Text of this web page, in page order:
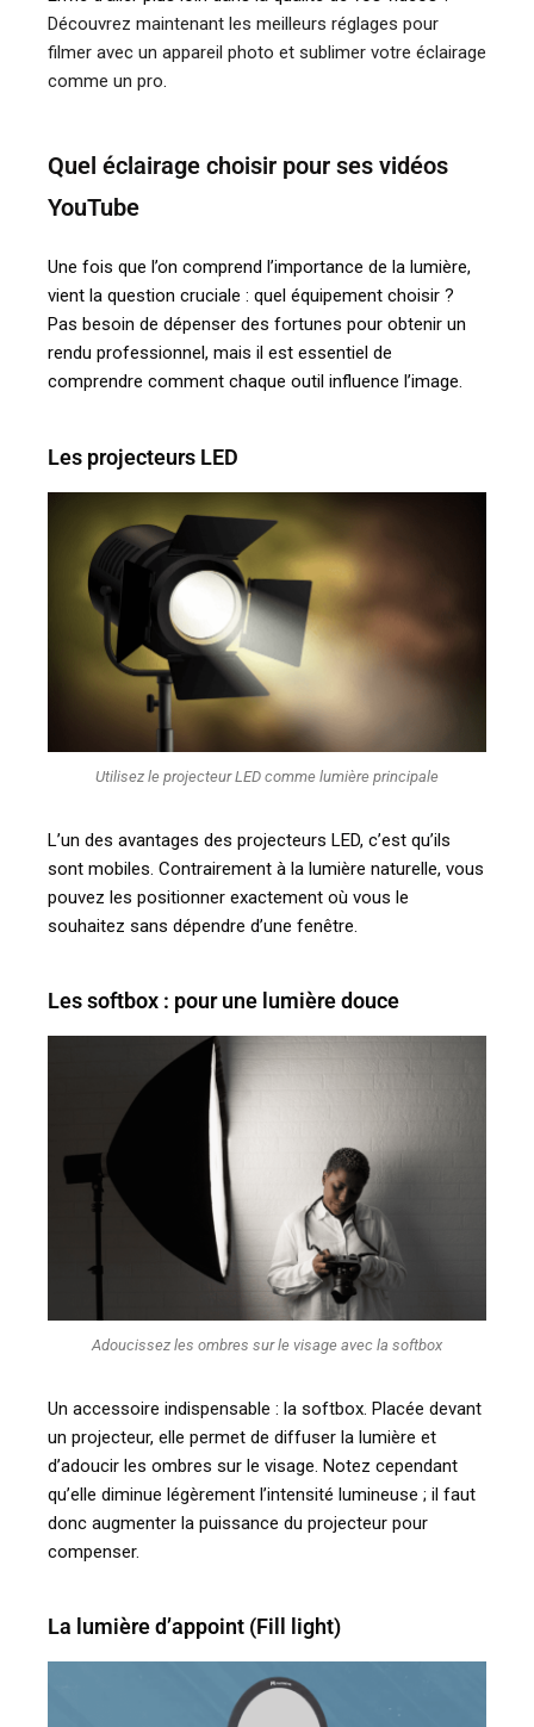
Découvrez maintenant les meilleurs réglages pour
filmer avec un appareil photo et sublimer votre éclairage
comme un pro.
Quel éclairage choisir pour ses vidéos
YouTube
Une fois que l’on comprend l’importance de la lumière,
vient la question cruciale : quel équipement choisir ?
Pas besoin de dépenser des fortunes pour obtenir un
rendu professionnel, mais il est essentiel de
comprendre comment chaque outil influence l’image.
Les projecteurs LED
Utilisez le projecteur LED comme lumière principale
L’un des avantages des projecteurs LED, c’est qu’ils
sont mobiles. Contrairement à la lumière naturelle, vous
pouvez les positionner exactement où vous le
souhaitez sans dépendre d’une fenêtre.
Les softbox : pour une lumière douce
Adoucissez les ombres sur le visage avec la softbox
Un accessoire indispensable : la softbox. Placée devant
un projecteur, elle permet de diffuser la lumière et
d’adoucir les ombres sur le visage. Notez cependant
qu’elle diminue légèrement l’intensité lumineuse ; il faut
donc augmenter la puissance du projecteur pour
compenser.
La lumière d’appoint (Fill light)